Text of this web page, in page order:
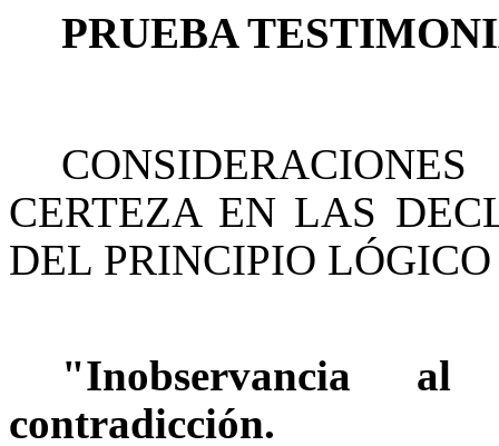
PRUEBA
CERTEZA EN LAS
DEL PRINCIPIO
"Inobservancia
contradicción.